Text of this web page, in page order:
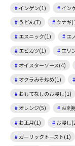
インゲン(1)
イン
うどん(7)
ウナギ
エスニック(1)
エ
エビカツ(1)
エリ
オイスターソース(4)
オクラみそ炒め(1)
おもてなしのお浸し(1)
オレンジ(5)
お刺
お正月(1)
お浸し
ガーリックトースト(1)